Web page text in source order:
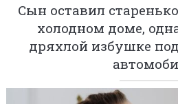
Сын оставил
холодном доме,
дряхлой избушке